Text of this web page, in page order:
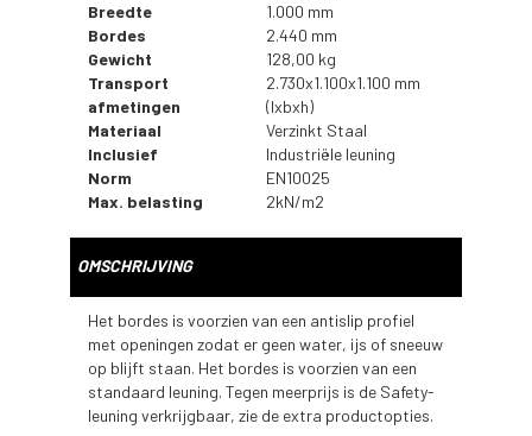
Breedte
1.000 mm
Bordes
2.440 mm
Gewicht
128,00 kg
Transport
afmetingen
2.730x1.100x1.100 mm
(lxbxh)
Materiaal
Verzinkt Staal
Inclusief
Industriële leuning
Norm
EN10025
Max. belasting
2kN/m2
OMSCHRIJVING
Het bordes is voorzien van een antislip profiel
met openingen zodat er geen water, ijs of sneeuw
op blijft staan. Het bordes is voorzien van een
standaard leuning. Tegen meerprijs is de Safety-
leuning verkrijgbaar, zie de extra productopties.